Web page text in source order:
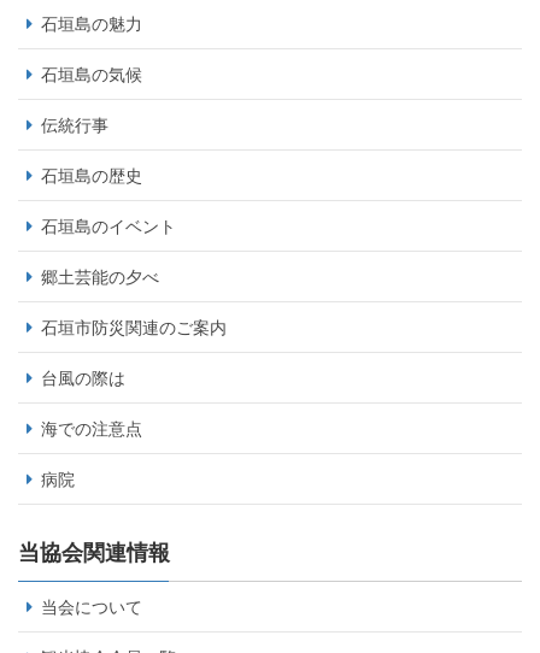
石垣島の魅力
石垣島の気候
伝統行事
石垣島の歴史
石垣島のイベント
郷土芸能の夕べ
石垣市防災関連のご案内
台風の際は
海での注意点
病院
当協会関連情報
当会について